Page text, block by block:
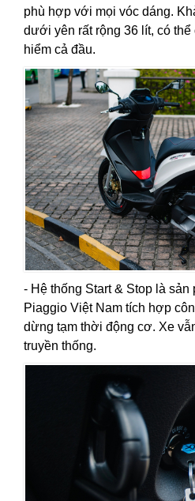
phù hợp với mọi vóc dáng.
dưới yên rất rộng 36 lít, có
hiểm cả đầu.
- Hệ thống Start & Stop là sản
Piaggio Việt Nam tích hợp
dừng tạm thời động cơ. Xe
truyền thống.